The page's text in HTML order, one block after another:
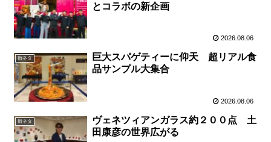
とコラボの新企画
2026.08.06
街ネタ
巨大スパゲティーに仰天 超リアル食
品サンプル大集合
2026.08.06
街ネタ
ヴェネツィアンガラス約２００点 土
田康彦の世界広がる